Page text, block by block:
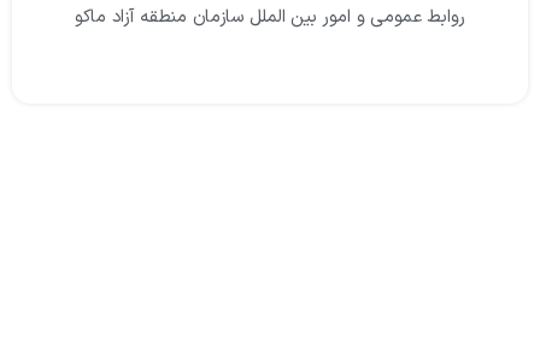
روابط عمومی و امور بین الملل سازمان منطقه آزاد ماکو